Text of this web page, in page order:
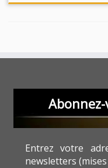
Entrez votre
newsletters